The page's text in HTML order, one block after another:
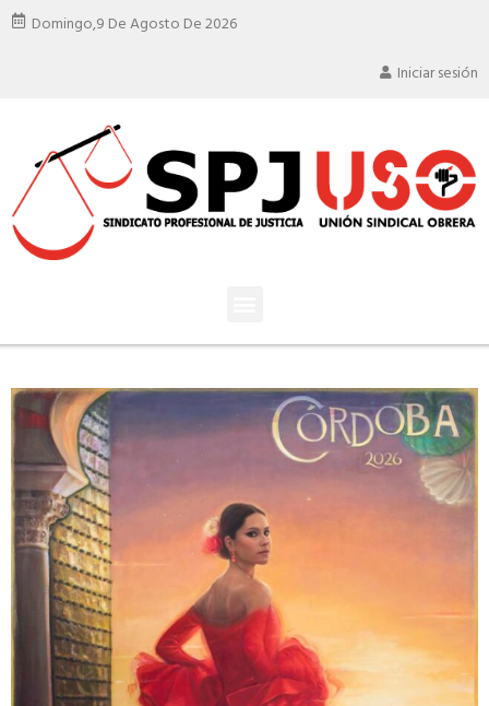
Domingo,9 De Agosto De 2026
Iniciar sesión